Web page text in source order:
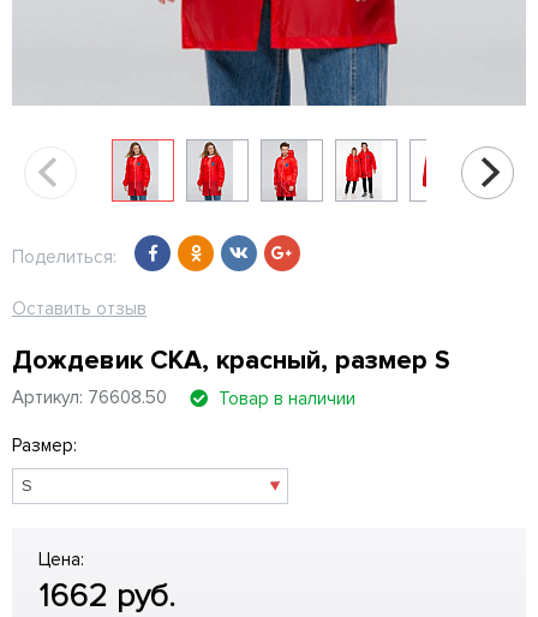
Поделиться:
Оставить отзыв
Дождевик СКА, красный, размер S
Артикул: 76608.50 Товар в наличии
Размер:
Цена:
1662 руб.